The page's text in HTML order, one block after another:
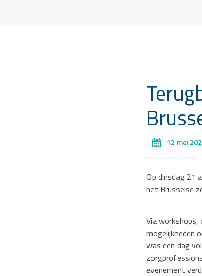
12 mei
Op dinsdag 21
het Brusselse
Via workshops,
mogelijkheden
was een dag
evenement